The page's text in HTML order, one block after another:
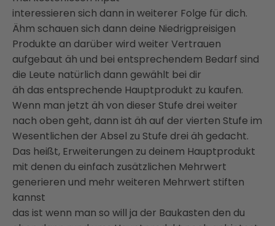
interessieren sich dann in weiterer Folge für dich.
Ähm schauen sich dann deine Niedrigpreisigen
Produkte an darüber wird weiter Vertrauen
aufgebaut äh und bei entsprechendem Bedarf sind
die Leute natürlich dann gewählt bei dir
äh das entsprechende Hauptprodukt zu kaufen.
Wenn man jetzt äh von dieser Stufe drei weiter
nach oben geht, dann ist äh auf der vierten Stufe im
Wesentlichen der Absel zu Stufe drei äh gedacht.
Das heißt, Erweiterungen zu deinem Hauptprodukt
mit denen du einfach zusätzlichen Mehrwert
generieren und mehr weiteren Mehrwert stiften
kannst
das ist wenn man so will ja der Baukasten den du